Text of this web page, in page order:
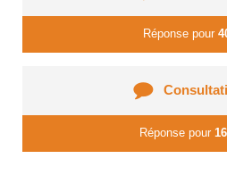
Réponse pour
Réponse pour